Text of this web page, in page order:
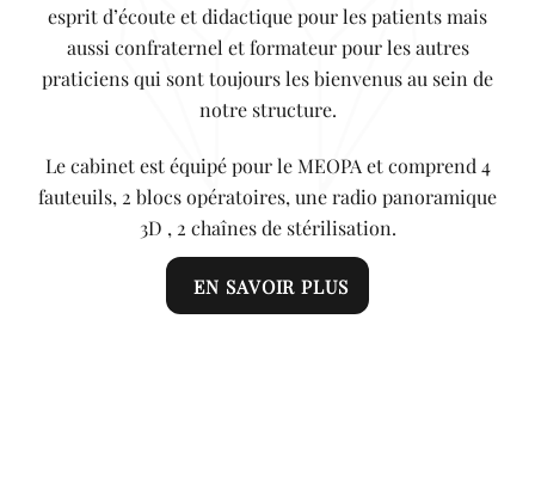
esprit d’écoute et didactique pour les patients mais
aussi confraternel et formateur pour les autres
praticiens qui sont toujours les bienvenus au sein de
notre structure.
Le cabinet est équipé pour le MEOPA et comprend 4
fauteuils, 2 blocs opératoires, une radio panoramique
3D , 2 chaînes de stérilisation.
EN SAVOIR PLUS